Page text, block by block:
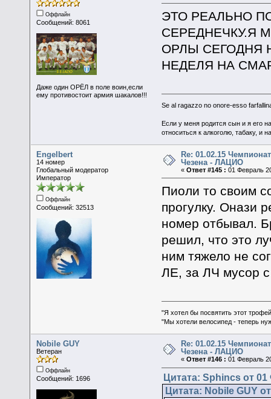
Оффлайн
Сообщений: 8061
Даже один ОРЁЛ в поле воин,если
ему противостоит армия шакалов!!!
ЭТО РЕАЛЬНО
СЕРЕДНЕЧКУ.Я
ОРЛЫ СЕГОДНЯ
НЕДЕЛЯ НА
Se al ragazzo no onore-esso
Если у меня родится сын и я его
относиться к алкоголю, табаку, и
Engelbert
14 номер
Глобальный модератор
Император
Оффлайн
Сообщений: 32513
Re: 01.02.15
Чезена - ЛАЦИО
«Ответ #145 : 01 Февраль
Пиоли то своим
прогулку. Онази
номер отбывал.
решил, что это
ним тяжело не
ЛЕ, за ЛЧ мусор
"Я хотел бы посвятить этот
"Мы хотели велосипед - теперь
Nobile GUY
Ветеран
Оффлайн
Сообщений: 1696
Re: 01.02.15
Чезена - ЛАЦИО
«Ответ #146 : 01 Февраль
Цитата: Sphincs от
Цитата: Nobile GUY